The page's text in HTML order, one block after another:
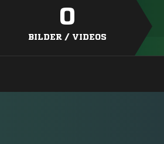
0
BILDER / VIDEOS